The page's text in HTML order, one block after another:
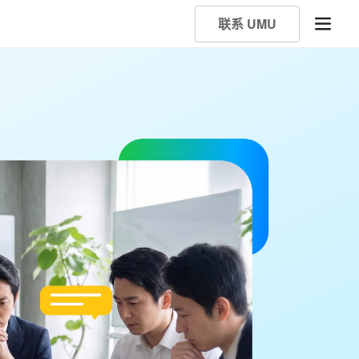
联系 UMU